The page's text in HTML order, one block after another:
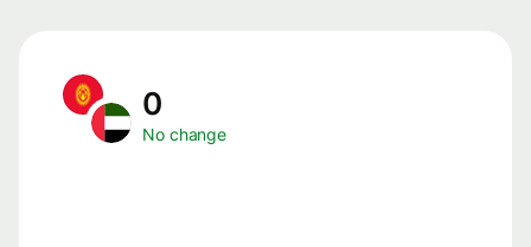
0
No change